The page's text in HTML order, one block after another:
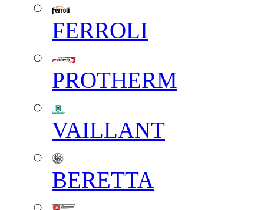
FERROLI
PROTHERM
VAILLANT
BERETTA